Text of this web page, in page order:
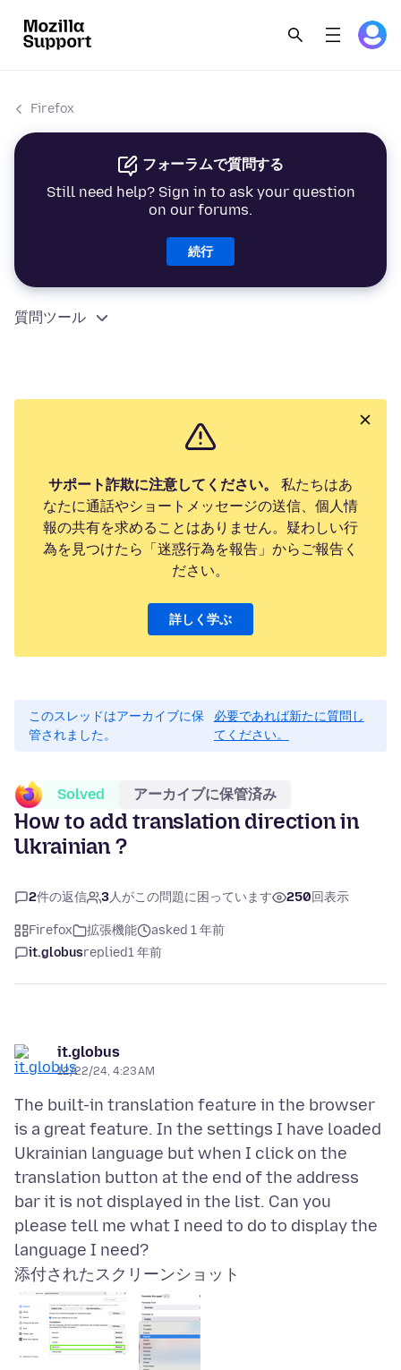
Firefox
フォーラムで質問する
Still need help? Sign in to ask your question
on our forums.
続行
質問ツール
サポート詐欺に注意してください。
私たちはあ
なたに通話やショートメッセージの送信、個人情
報の共有を求めることはありません。疑わしい行
為を見つけたら「迷惑行為を報告」からご報告く
ださい。
詳しく学ぶ
このスレッドはアーカイブに保
管されました。
必要であれば新たに質問し
てください。
Solved アーカイブに保管済み
How to add translation direction in
Ukrainian ?
2件の返信 3人がこの問題に困っています 250回表示
Firefox 拡張機能
asked 1 年前
it.globusreplied1 年前
it.globus
12/22/24, 4:23 AM
The built-in translation feature in the browser
is a great feature. In the settings I have loaded
Ukrainian language but when I click on the
translation button at the end of the address
bar it is not displayed in the list. Can you
please tell me what I need to do to display the
添付されたスクリーンショット